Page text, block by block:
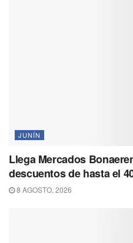
JUNÍN
Llega Mercados
descuentos de hasta el
8 AGOSTO, 2026